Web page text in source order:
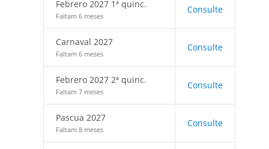
Febrero 2027 1ª quinc.
Faltam 6 meses
Consulte
Carnaval 2027
Faltam 6 meses
Consulte
Febrero 2027 2ª quinc.
Faltam 7 meses
Consulte
Pascua 2027
Faltam 8 meses
Consulte